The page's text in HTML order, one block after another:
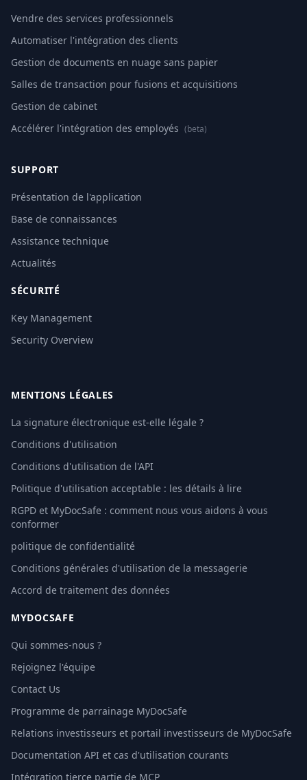
Vendre des services professionnels
Automatiser l'intégration des clients
Gestion de documents en nuage sans papier
Salles de transaction pour fusions et acquisitions
Gestion de cabinet
Accélérer l'intégration des employés (beta)
SUPPORT
Présentation de l'application
Base de connaissances
Assistance technique
Actualités
SÉCURITÉ
Key Management
Security Overview
MENTIONS LÉGALES
La signature électronique est-elle légale ?
Conditions d'utilisation
Conditions d'utilisation de l'API
Politique d'utilisation acceptable : les détails à lire
RGPD et MyDocSafe : comment nous vous aidons à vous
conformer
politique de confidentialité
Conditions générales d'utilisation de la messagerie
Accord de traitement des données
MYDOCSAFE
Qui sommes-nous ?
Rejoignez l'équipe
Contact Us
Programme de parrainage MyDocSafe
Relations investisseurs et portail investisseurs de MyDocSafe
Documentation API et cas d'utilisation courants
Intégration tierce partie de MCP